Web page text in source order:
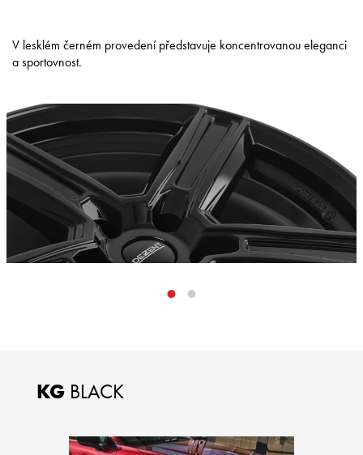
V lesklém černém provedení představuje koncentrovanou eleganci
a sportovnost.
KG BLACK